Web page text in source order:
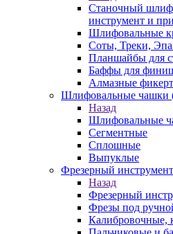
Станочный
инструмент и
Шлифовальные
Соты, Треки,
Планшайбы для
Баффы для
Алмазные
Шлифовальные чашки
Назад
Шлифовальные
Сегментные
Сплошные
Выпуклые
Фрезерный
Назад
Фрезерный
Фрезы под
Калибровочные,